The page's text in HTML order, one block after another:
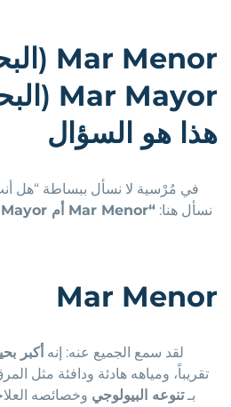
Mar Menor
Mar Mayor
هذا هو السؤال
في مُرْسية لا نسأل ببساطة “هل
نسأل هنا: “Mar Menor أم Mar Mayor؟”
Mar Menor
لقد سمع الجميع عنه: إنه أكبر
تقريباً، ومياهه هادئة ودافئة مثل
بـتنوعه البيولوجي وخصائصه